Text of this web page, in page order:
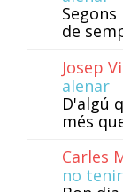
Segons
de
Josep
alenar
D'algú
més
Carles
no